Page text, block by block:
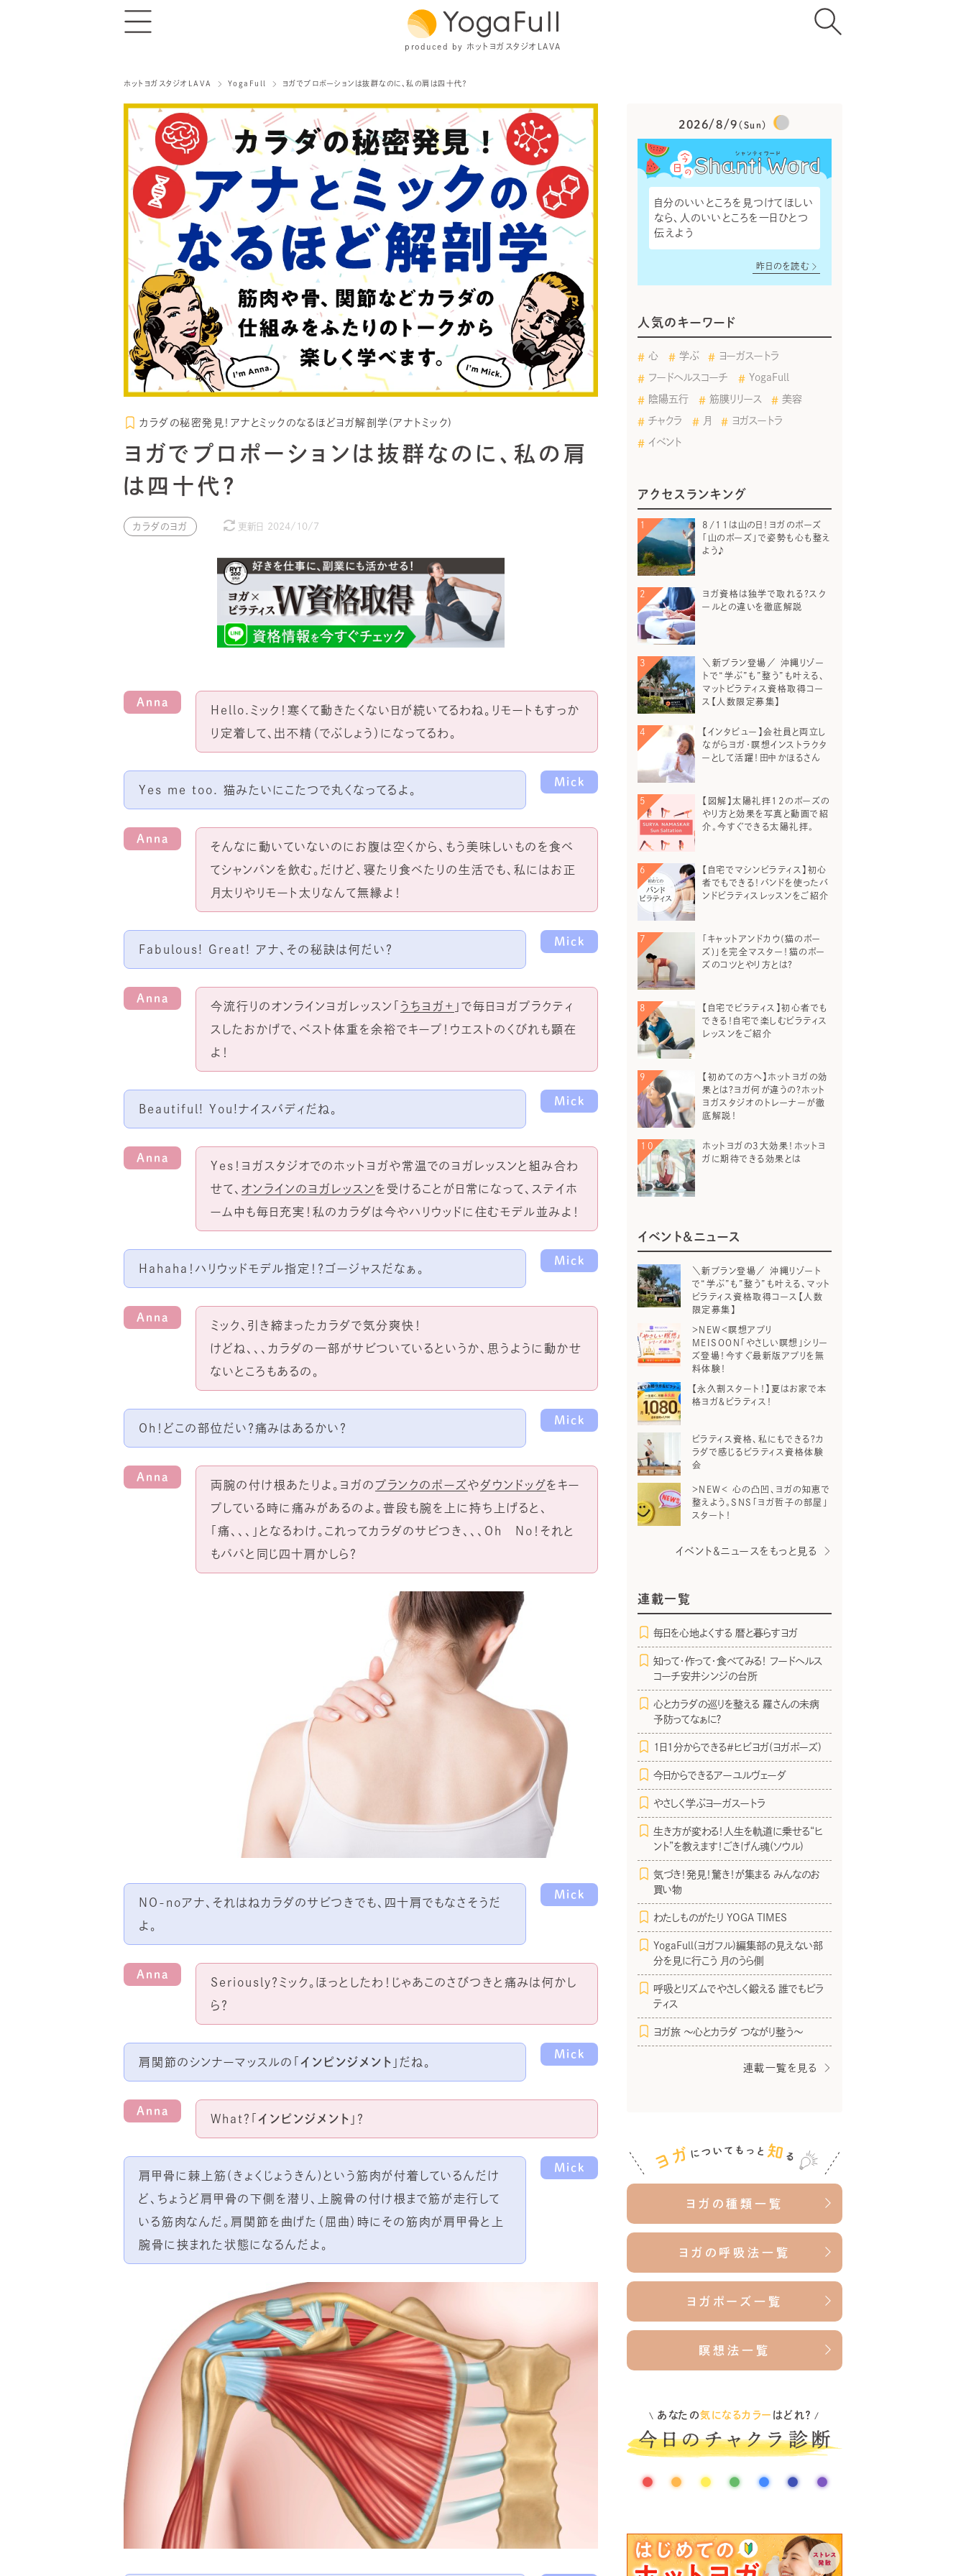
produced by ホットヨガスタジオLAVA
ホットヨガスタジオLAVA YogaFull ヨガでプロポーションは抜群なのに、私の肩は四十代？
カラダの秘密発見！アナとミックのなるほどヨガ解剖学(アナトミック)
ヨガでプロポーションは抜群なのに、私の肩
は四十代？
カラダのヨガ 更新日 2024/10/7
Anna
Hello.ミック！寒くて動きたくない日が続いてるわね。リモートもすっか
り定着して、出不精（でぶしょう ）になってるわ。
Yes me too. 猫みたいにこたつで丸くなってるよ。
Mick
Anna
そんなに動いていないのにお腹は空くから、もう美味しいものを食べ
てシャンパンを飲む。だけど、寝たり食べたりの生活でも、私にはお正
月太りやリモート太りなんて無縁よ！
Fabulous! Great! アナ、その秘訣は何だい？
Mick
Anna
今流行りのオンラインヨガレッスン「 うちヨガ+ 」で毎日ヨガプラクティ
スしたおかげで、ベスト体重を余裕でキープ！ウエストのくびれも顕在
よ！
Beautiful! You!ナイスバディだね。
Mick
Anna
Yes！ヨガスタジオでのホットヨガや常温でのヨガレッスンと組み合わ
せて、 オンラインのヨガレッスン を受けることが日常になって、ステイホ
ーム中も毎日充実！私のカラダは今やハリウッドに住むモデル並みよ！
Hahaha！ハリウッドモデル指定！？ゴージャスだなぁ。
Mick
Anna
ミック、引き締まったカラダで気分爽快！
けどね、、、カラダの一部がサビついているというか、思うように動かせ
ないところもあるの。
Oh！どこの部位だい？痛みはあるかい？
Mick
Anna
両腕の付け根あたりよ。ヨガの プランクのポーズやダウンドッグをキー
プしている時に痛みがあるのよ。普段も腕を上に持ち上げると、
「痛、、、」となるわけ。これってカラダのサビつき、、、Oh No！それと
もパパと同じ四十肩かしら？
NO-noアナ、それはねカラダのサビつきでも、四十肩でもなさそうだ
よ。
Mick
Anna
Seriously？ミック。ほっとしたわ！じゃあこのさびつきと痛みは何かし
ら？
肩関節のシンナーマッスルの「 インピンジメント 」だね。
Mick
Anna
What？「 インピンジメント 」？
肩甲骨に棘上筋(きょくじょうきん)という筋肉が付着しているんだけ
ど、ちょうど肩甲骨の下側を潜り、上腕骨の付け根まで筋が走行して
いる筋肉なんだ。肩関節を曲げた（屈曲）時にその筋肉が肩甲骨と上
腕骨に挟まれた状態になるんだよ。
Mick
2026/8/9 （Sun）
自分のいいところを見つけてほしい
なら、人のいいところを一日ひとつ
伝えよう
昨日のを読む
人気のキーワード
心 学ぶ ヨーガスートラ
フードヘルスコーチ YogaFull
陰陽五行 筋膜リリース 美容
チャクラ 月 ヨガスートラ
イベント
アクセスランキング
8/11は山の日！ヨガのポーズ
「山のポーズ」で姿勢も心も整え
よう♪
ヨガ資格は独学で取れる？スク
ールとの違いを徹底解説
＼新プラン登場／ 沖縄リゾー
トで“学ぶ”も”整う”も叶える、
マットピラティス資格取得コー
ス【人数限定募集】
【インタビュー】会社員と両立し
ながらヨガ・瞑想インストラクタ
ーとして活躍！田中かほるさん
【図解】太陽礼拝12のポーズの
やり方と効果を写真と動画で紹
介。今すぐできる太陽礼拝。
【自宅でマシンピラティス】初心
者でもできる！バンドを使ったバ
ンドピラティスレッスンをご紹介
「キャットアンドカウ(猫のポー
ズ)」を完全マスター！猫のポー
ズのコツとやり方とは？
【自宅でピラティス】初心者でも
できる！自宅で楽しむピラティス
レッスンをご紹介
【初めての方へ】ホットヨガの効
果とは？ヨガ何が違うの？ホット
ヨガスタジオのトレーナーが徹
底解説！
ホットヨガの3大効果！ホットヨ
ガに期待できる効果とは
イベント＆ニュース
＼新プラン登場／ 沖縄リゾート
で“学ぶ”も”整う”も叶える、マット
ピラティス資格取得コース【人数
限定募集】
＞NEW＜瞑想アプリ
MEISOON「やさしい瞑想」シリー
ズ登場！今すぐ最新版アプリを無
料体験！
【永久割スタート！】夏はお家で本
格ヨガ＆ピラティス！
ピラティス資格、私にもできる？カ
ラダで感じるピラティス資格体験
会
＞NEW＜ 心の凸凹、ヨガの知恵で
整えよう。SNS「ヨガ哲子の部屋」
スタート！
イベント＆ニュースをもっと見る
連載一覧
毎日を心地よくする 暦と暮らすヨガ
知って・作って・食べてみる！ フードヘルス
コーチ安井シンジの台所
心とカラダの巡りを整える 羅さんの未病
予防ってなぁに？
1日1分からできる＃ヒビヨガ(ヨガポーズ)
今日からできるアーユルヴェーダ
やさしく学ぶヨーガスートラ
生き方が変わる！人生を軌道に乗せる“ヒ
ント”を教えます！ごきげん魂(ソウル)
気づき！発見！驚き！が集まる みんなのお
買い物
わたしものがたり YOGA TIMES
YogaFull(ヨガフル)編集部の見えない部
分を見に行こう 月のうら側
呼吸とリズムでやさしく鍛える 誰でもピラ
ティス
ヨガ旅 〜心とカラダ つながり整う〜
連載一覧を見る
ヨガの種類一覧
ヨガの呼吸法一覧
ヨガポーズ一覧
瞑想法一覧
\あなたの気になるカラー はどれ？ /
● ● ● ● ● ● ●